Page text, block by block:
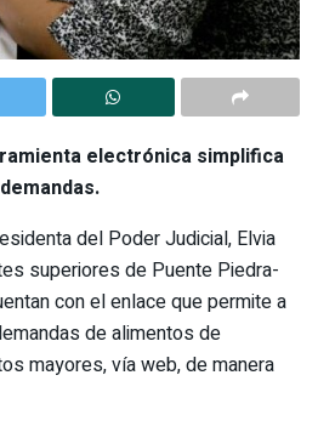
electrónica simplifica
del Poder Judicial, Elvia
superiores de Puente Piedra-
con el enlace que permite a
de alimentos de
mayores, vía web, de manera